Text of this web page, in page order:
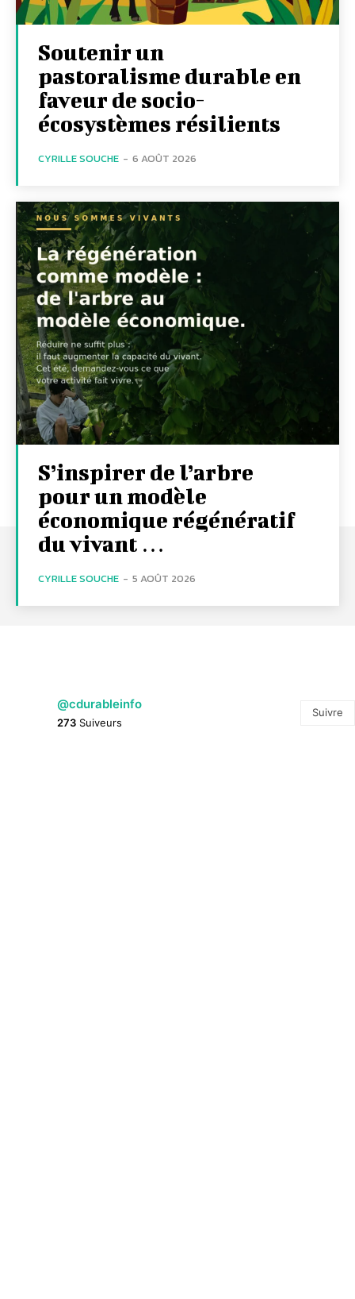
Soutenir un
pastoralisme durable en
faveur de socio-
écosystèmes résilients
CYRILLE SOUCHE - 6 AOÛT 2026
S’inspirer de l’arbre
pour un modèle
économique régénératif
du vivant …
CYRILLE SOUCHE - 5 AOÛT 2026
@cdurableinfo
273 Suiveurs
Suivre